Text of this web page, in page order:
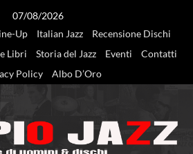
07/08/2026
Up Italian Jazz
Recensione Dischi
Libri Storia del Jazz Eventi
Contatti
Policy
Albo D’Oro